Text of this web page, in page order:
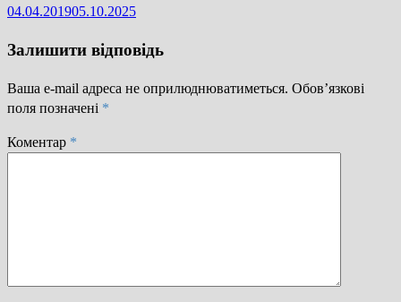
04.04.201905.10.2025
Залишити відповідь
Ваша e-mail адреса не оприлюднюватиметься. Обов’язкові
поля позначені *
Коментар *